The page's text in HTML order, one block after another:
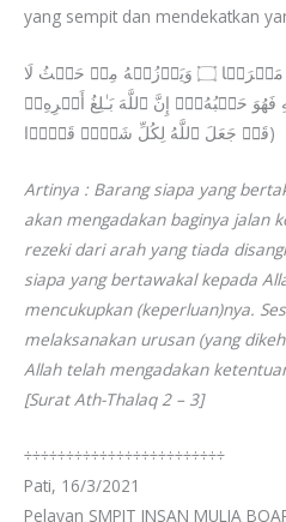
yang sempit dan mendekatkan
وَمَن یَتَّقِ ٱللَّهَ یَجۡعَل لَّهُۥ مَخۡرَجࣰا ۝ وَیَرۡزُقۡهُ مِنۡ حَیۡثُ لَا
حَسۡبُهُۥۤۚ إِنَّ ٱللَّهَ بَـٰلِغُ أَمۡرِهِۦۚ
قَدۡ جَعَلَ ٱللَّهُ لِكُلِّ شَیۡءࣲ قَدۡرࣰا)
Artinya : Barang siapa yang
akan mengadakan baginya jalan
rezeki dari arah yang tiada
siapa yang bertawakal kepada
mencukupkan (keperluan)nya.
melaksanakan urusan (yang
Allah telah mengadakan
[Surat Ath-Thalaq 2 – 3]
÷÷÷÷÷÷÷÷÷÷÷÷÷÷÷÷÷÷÷÷÷÷÷÷
Pati, 16/3/2021
Pelayan SMPIT INSAN MULIA